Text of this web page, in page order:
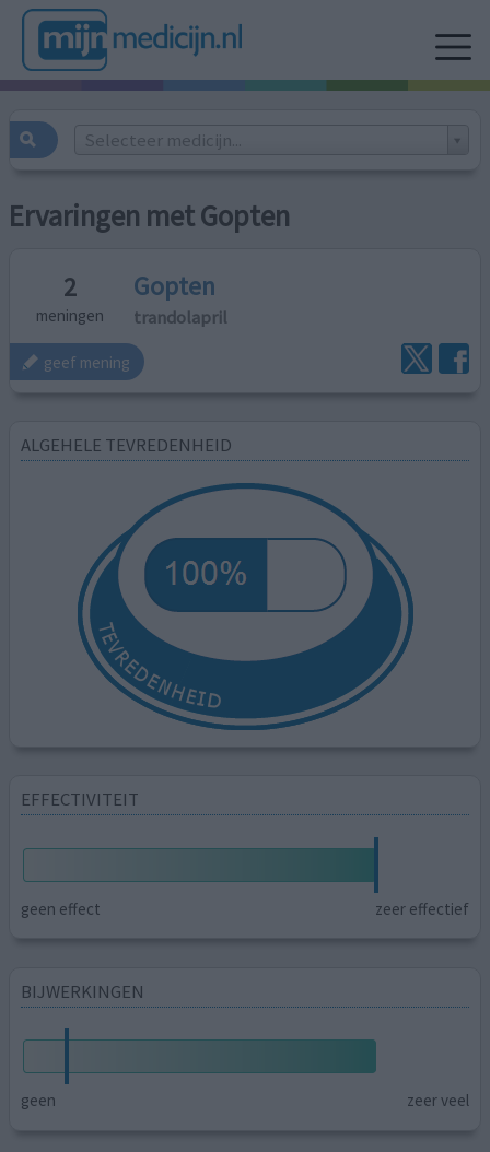
Selecteer medicijn...
Ervaringen met Gopten
2
meningen
Gopten
trandolapril
geef mening
ALGEHELE TEVREDENHEID
EFFECTIVITEIT
geen effect zeer effectief
BIJWERKINGEN
geen zeer veel